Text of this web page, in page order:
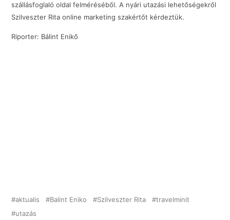
szállásfoglaló oldal felméréséből. A nyári utazási lehetőségekről
Szilveszter Rita online marketing szakértőt kérdeztük.
Riporter: Bálint Enikő
aktualis Balint Eniko Szilveszter Rita
travelminit
utazás